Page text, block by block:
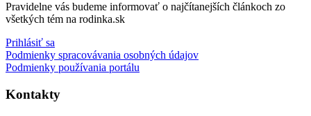
Pravidelne vás budeme informovať o najčítanejších článkoch zo
všetkých tém na rodinka.sk
Prihlásiť sa
Podmienky spracovávania osobných údajov
Podmienky používania portálu
Kontakty